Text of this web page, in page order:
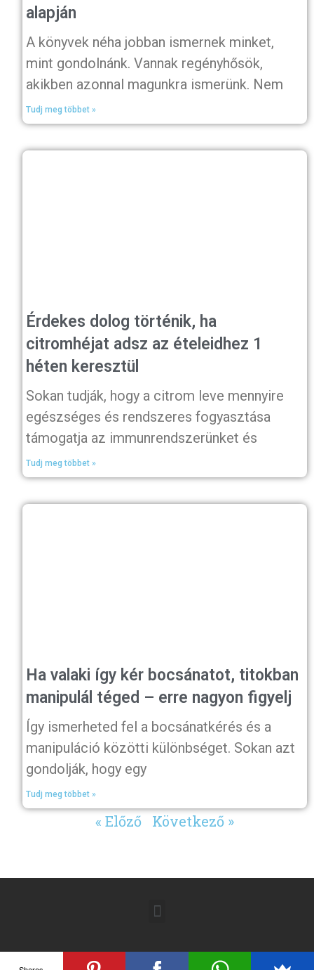
alapján
A könyvek néha jobban ismernek minket,
mint gondolnánk. Vannak regényhősök,
akikben azonnal magunkra ismerünk. Nem
Tudj meg többet »
Érdekes dolog történik, ha
citromhéjat adsz az ételeidhez 1
héten keresztül
Sokan tudják, hogy a citrom leve mennyire
egészséges és rendszeres fogyasztása
támogatja az immunrendszerünket és
Tudj meg többet »
Ha valaki így kér bocsánatot, titokban
manipulál téged – erre nagyon figyelj
Így ismerheted fel a bocsánatkérés és a
manipuláció közötti különbséget. Sokan azt
gondolják, hogy egy
Tudj meg többet »
« Előző Következő »